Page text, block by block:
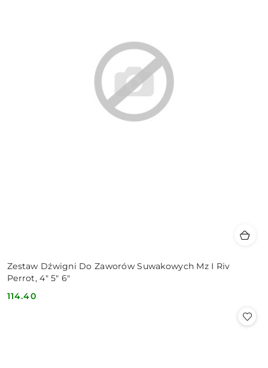
Zestaw Dźwigni Do Zaworów Suwakowych Mz I Riv
Perrot, 4" 5" 6"
Cena:
114.40